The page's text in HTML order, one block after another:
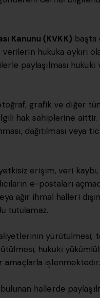
Kanunu (KVKK) başta
hukuka aykırı
paylaşılması hukuki
grafik ve diğer
hak sahiplerine aittir.
dağıtılması veya
erişim, veri
e-postaları
ağır ihmal halleri
tutulamaz.
yürütülmesi,
hukuki
amaçlarla işlenmektedir.
hallerde